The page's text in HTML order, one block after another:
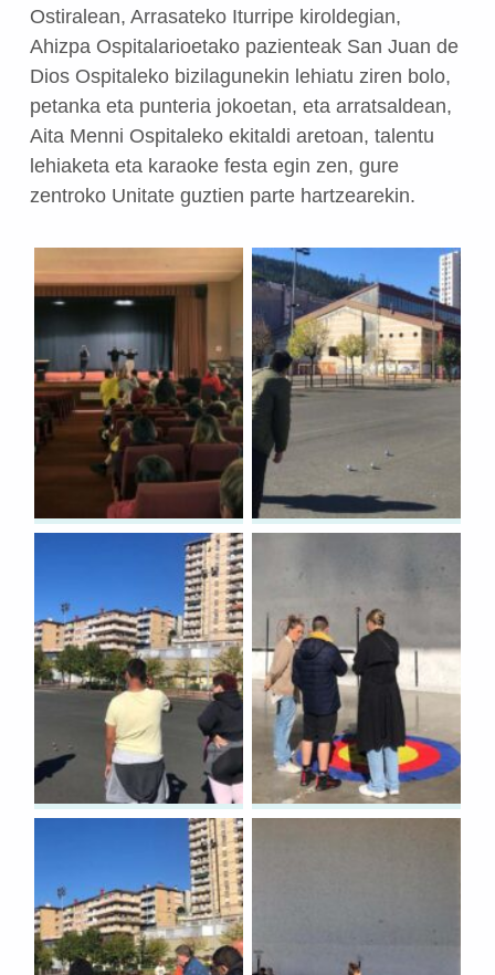
Ostiralean, Arrasateko Iturripe kiroldegian,
Ahizpa Ospitalarioetako pazienteak San Juan de
Dios Ospitaleko bizilagunekin lehiatu ziren bolo,
petanka eta punteria jokoetan, eta arratsaldean,
Aita Menni Ospitaleko ekitaldi aretoan, talentu
lehiaketa eta karaoke festa egin zen, gure
zentroko Unitate guztien parte hartzearekin.